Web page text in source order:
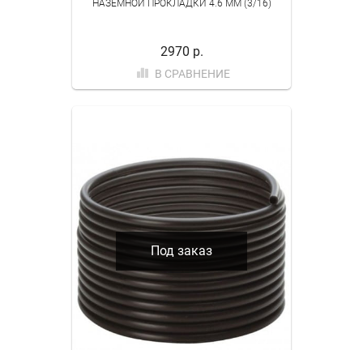
НАЗЕМНОЙ ПРОКЛАДКИ 4.6 ММ (3/16)
2970 р.
В СРАВНЕНИЕ
Под заказ